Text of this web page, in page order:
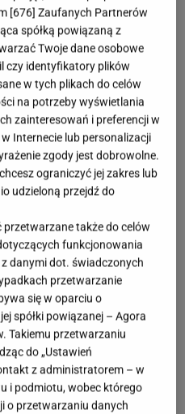
znalazłam w Reserved.
jak klasyczna,
wystarczy spojrzeć
który sprawia, że
ozdobne wiązanie w
sekretem, który
kosztuje teraz tylko 39,99
cena wynosiła
aż 69%.A jeśli dorzucisz
powyżej 120 zł,
[676] Zaufanych Partnerów
spółką powiązaną z
Twoje dane osobowe
czy identyfikatory plików
w tych plikach do celów
na potrzeby wyświetlania
zainteresowań i preferencji w
Internecie lub personalizacji
zgody jest dobrowolne.
ograniczyć jej zakres lub
udzieloną przejdź do
także do celów
funkcjonowania
danymi dot. świadczonych
przetwarzanie
się w oparciu o
spółki powiązanej – Agora
Takiemu przetwarzaniu
do „Ustawień
z administratorem – w
i podmiotu, wobec którego
o przetwarzaniu danych